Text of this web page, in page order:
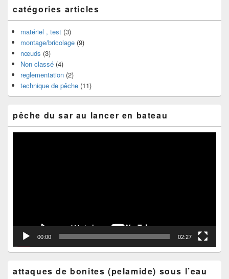
catégories articles
matériel , test (3)
montage/bricolage (9)
nœuds (3)
Non classé (4)
reglementation (2)
technique de pêche (11)
pêche du sar au lancer en bateau
00:00 02:27
attaques de bonites (pelamide) sous l’eau